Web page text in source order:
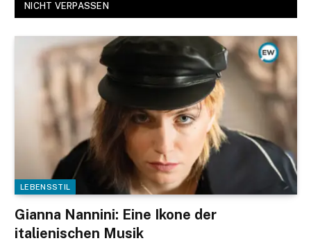
NICHT VERPASSEN
LEBENSSTIL
Gianna Nannini: Eine Ikone der
italienischen Musik